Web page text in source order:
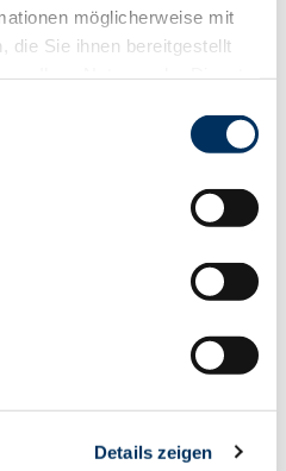
möglicherweise mit
die Sie ihnen bereitgestellt
weiterhin nutzen.
Details zeigen
116
111
115
150
+0.83
+126
97